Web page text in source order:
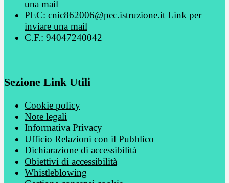
una mail
PEC: cnic862006@pec.istruzione.it Link per
inviare una mail
C.F.: 94047240042
Sezione Link Utili
Cookie policy
Note legali
Informativa Privacy
Ufficio Relazioni con il Pubblico
Dichiarazione di accessibilità
Obiettivi di accessibilità
Whistleblowing